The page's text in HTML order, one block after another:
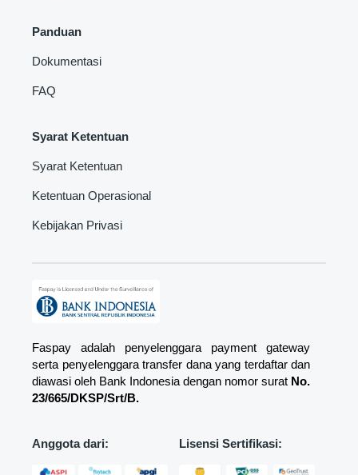
Panduan
Dokumentasi
FAQ
Syarat Ketentuan
Syarat Ketentuan
Ketentuan Operasional
Kebijakan Privasi
Faspay adalah penyelenggara payment gateway
serta penyelenggara transfer dana yang terdaftar dan
diawasi oleh Bank Indonesia dengan nomor surat No.
23/665/DKSP/Srt/B.
Anggota dari: Lisensi Sertifikasi: